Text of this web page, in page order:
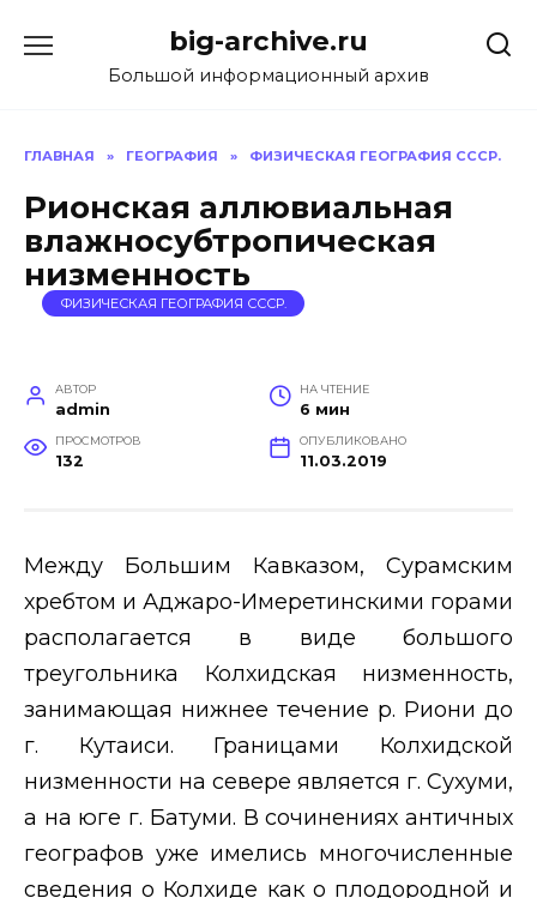
содержанию
big-archive.ru
Большой информационный архив
ГЛАВНАЯ » ГЕОГРАФИЯ » ФИЗИЧЕСКАЯ ГЕОГРАФИЯ СССР.
Рионская аллювиальная
влажносубтропическая
низменность
ФИЗИЧЕСКАЯ ГЕОГРАФИЯ СССР.
АВТОР
admin
НА ЧТЕНИЕ
6 мин
ПРОСМОТРОВ
132
ОПУБЛИКОВАНО
11.03.2019
Между Большим Кавказом, Сурамским
хребтом и Аджаро-Имеретинскими горами
располагается в виде большого
треугольника Колхидская низменность,
занимающая нижнее течение р. Риони до
г. Кутаиси. Границами Колхидской
низменности на севере является г. Сухуми,
а на юге г. Батуми. В сочинениях античных
географов уже имелись многочисленные
сведения о Колхиде как о плодородной и